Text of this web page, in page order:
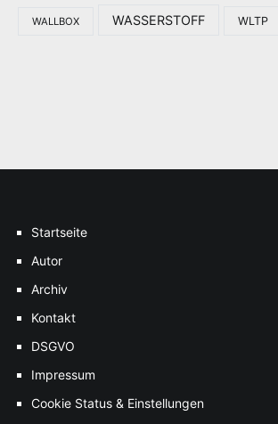
WALLBOX WASSERSTOFF WLTP
Startseite
Autor
Archiv
Kontakt
DSGVO
Impressum
Cookie Status & Einstellungen